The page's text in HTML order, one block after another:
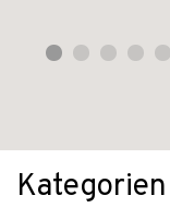
Kategorien